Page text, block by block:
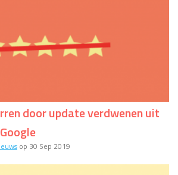
door update verdwenen uit
op 30 Sep 2019